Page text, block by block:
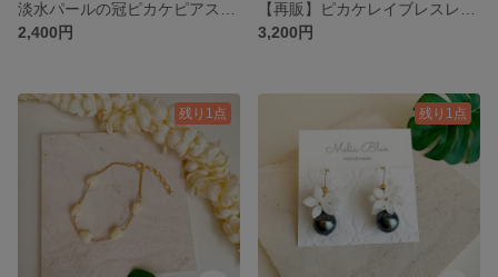
2,400円
3,200円
残り1点 残り1点